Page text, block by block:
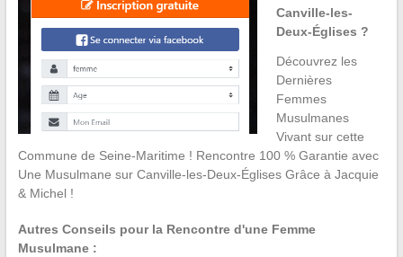
Canville-les-
Deux-Églises ?
Découvrez les
Dernières
Femmes
Musulmanes
Vivant sur cette
Commune de Seine-Maritime ! Rencontre 100 % Garantie avec
Une Musulmane sur Canville-les-Deux-Églises Grâce à Jacquie
& Michel !
Autres Conseils pour la Rencontre d'une Femme
Musulmane :